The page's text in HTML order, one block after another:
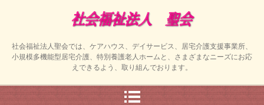
社会福祉法人聖会では、ケアハウス、デイサービス、居宅介護支援事業所、
小規模多機能型居宅介護、特別養護老人ホームと、さまざまなニーズにお応
えできるよう、取り組んでおります。